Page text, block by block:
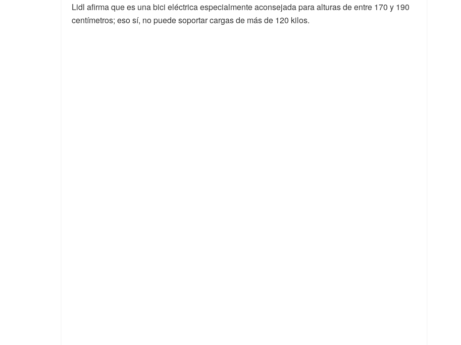
Lidl afirma que es una bici eléctrica especialmente aconsejada para alturas de entre 170 y 190
centímetros; eso sí, no puede soportar cargas de más de 120 kilos.